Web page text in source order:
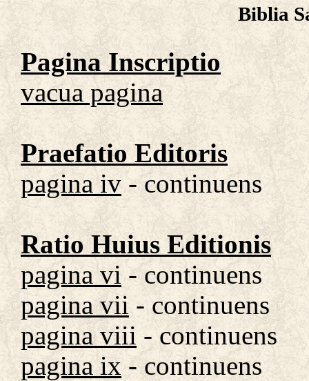
Biblia
Pagina Inscriptio
vacua pagina
Praefatio Editoris
pagina iv- continuens
Ratio Huius Editionis
pagina vi- continuens
pagina vii - continuens
pagina viii - continuens
pagina ix- continuens